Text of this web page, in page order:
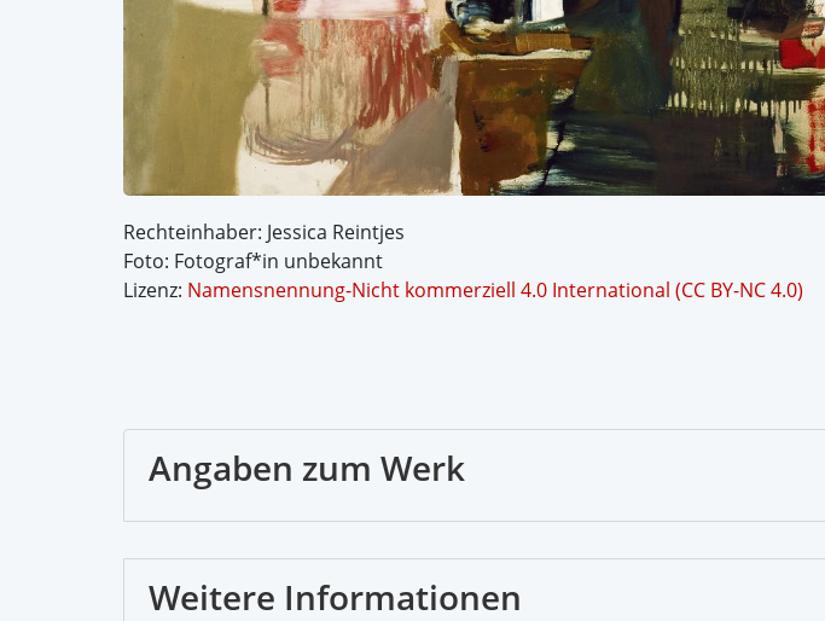
Rechteinhaber: Jessica Reintjes
Foto: Fotograf*in unbekannt
Lizenz: Namensnennung-Nicht kommerziell 4.0 International (CC BY-NC 4.0)
Angaben zum Werk
Weitere Informationen